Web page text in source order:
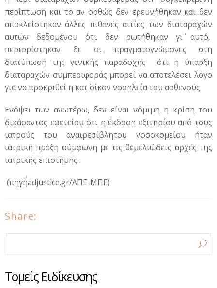
περίπτωση και το αν ορθώς δεν ερευνήθηκαν και δεν
αποκλείστηκαν άλλες πιθανές αιτίες των διαταραχών
αυτών δεδομένου ότι δεν ρωτήθηκαν γι΄ αυτό,
περιορίστηκαν δε οι πραγματογνώμονες στη
διατύπωση της γενικής παραδοχής ότι η ύπαρξη
διαταραχών συμπεριφοράς μπορεί να αποτελέσει λόγο
για να προκριθεί η κατ΄ οίκον νοσηλεία του ασθενούς.
Ενόψει των ανωτέρω, δεν είναι νόμιμη η κρίση του
δικάσαντος εφετείου ότι η έκδοση εξιτηρίου από τους
ιατρούς του αναιρεσίβλητου νοσοκομείου ήταν
ιατρική πράξη σύμφωνη με τις θεμελιώδεις αρχές της
ιατρικής επιστήμης.
(πηγή΅adjustice.gr/AΠΕ-ΜΠΕ)
Share:
Τομείς Ειδίκευσης